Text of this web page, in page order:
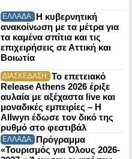
ΕΛΛΑΔΑ: Η κυβερνητική
ανακοίνωση με τα μέτρα για
τα καμένα σπίτια και τις
επιχειρήσεις σε Αττική και
Βοιωτία
ΔΙΑΣΚΕΔΑΣΗ: Το επετειακό
Release Athens 2026 έριξε
αυλαία με αξέχαστα live και
μοναδικές εμπειρίες – Η
Allwyn έδωσε τον δικό της
ρυθμό στο φεστιβάλ
ΕΛΛΑΔΑ: Πρόγραμμα
«Τουρισμός για Όλους 2026-